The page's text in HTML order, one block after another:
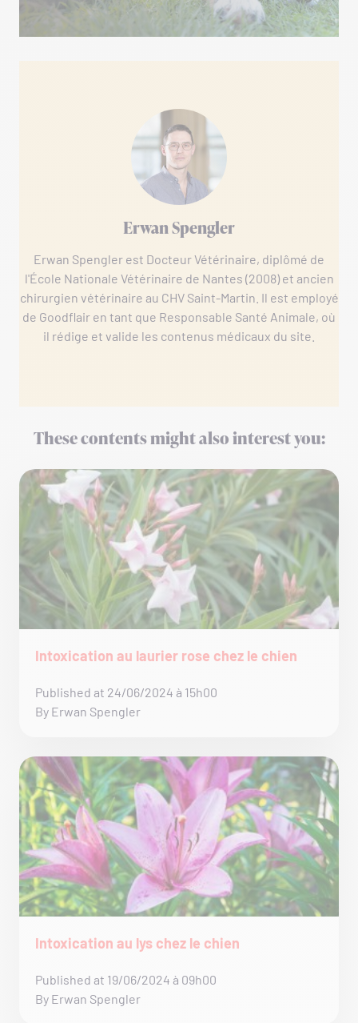
Erwan Spengler
Erwan Spengler est Docteur Vétérinaire, diplômé de
l'École Nationale Vétérinaire de Nantes (2008) et ancien
chirurgien vétérinaire au CHV Saint-Martin. Il est employé
de Goodflair en tant que Responsable Santé Animale, où
il rédige et valide les contenus médicaux du site.
These contents might also interest you:
Intoxication au laurier rose chez le chien
Published at 24/06/2024 à 15h00
By Erwan Spengler
Intoxication au lys chez le chien
Published at 19/06/2024 à 09h00
By Erwan Spengler